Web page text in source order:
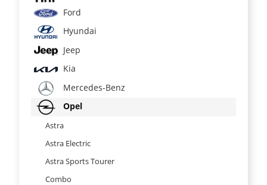
Ford
Hyundai
Jeep
Kia
Mercedes-Benz
Opel
Astra
Astra Electric
Astra Sports Tourer
Combo